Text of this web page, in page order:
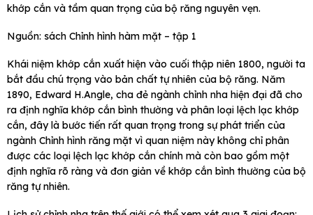
khớp cắn và tầm quan trọng của bộ răng nguyên vẹn.
Nguồn: sách Chỉnh hình hàm mặt – tập 1
Khái niệm khớp cắn xuất hiện vào cuối thập niên 1800, người ta
bắt đầu chú trọng vào bản chất tự nhiên của bộ răng. Năm
1890, Edward H.Angle, cha đẻ ngành chỉnh nha hiện đại đã cho
ra định nghĩa khớp cắn bình thường và phân loại lệch lạc khớp
cắn, đây là bước tiến rất quan trọng trong sự phát triển của
ngành Chỉnh hình răng mặt vì quan niệm này không chỉ phân
được các loại lệch lạc khớp cắn chính mà còn bao gồm một
định nghĩa rõ ràng và đơn giản về khớp cắn bình thường của bộ
răng tự nhiên.